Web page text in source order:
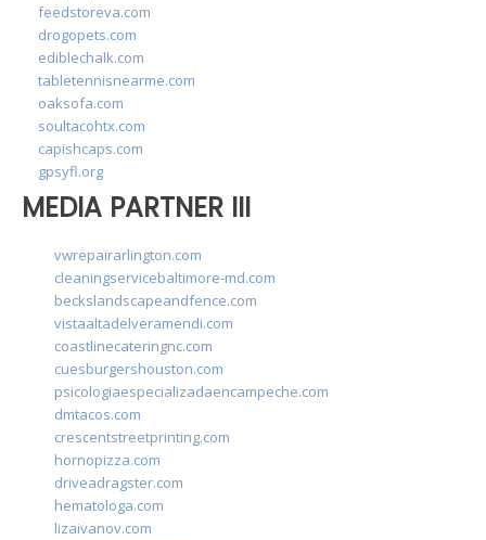
feedstoreva.com
drogopets.com
ediblechalk.com
tabletennisnearme.com
oaksofa.com
soultacohtx.com
capishcaps.com
gpsyfl.org
MEDIA PARTNER III
vwrepairarlington.com
cleaningservicebaltimore-md.com
beckslandscapeandfence.com
vistaaltadelveramendi.com
coastlinecateringnc.com
cuesburgershouston.com
psicologiaespecializadaencampeche.com
dmtacos.com
crescentstreetprinting.com
hornopizza.com
driveadragster.com
hematologa.com
lizaivanov.com